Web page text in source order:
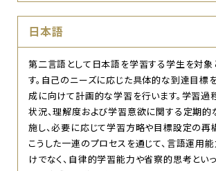
日本語
第二言語として日本語を学習する学生を対象
す。自己のニーズに応じた具体的な到達目標
成に向けて計画的な学習を行います。学習過
状況、理解度および学習意欲に関する定期
施し、必要に応じて学習方略や目標設定の再
こうした一連のプロセスを通じて、言語運用
けでなく、自律的学習能力や省察的思考とい